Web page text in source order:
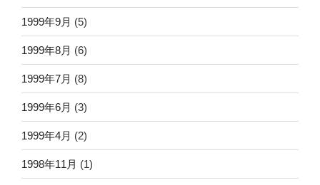
1999年9月 (5)
1999年8月 (6)
1999年7月 (8)
1999年6月 (3)
1999年4月 (2)
1998年11月 (1)